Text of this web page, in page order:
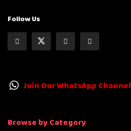
Follow Us
Join Our WhatsApp Channel
Browse by Category